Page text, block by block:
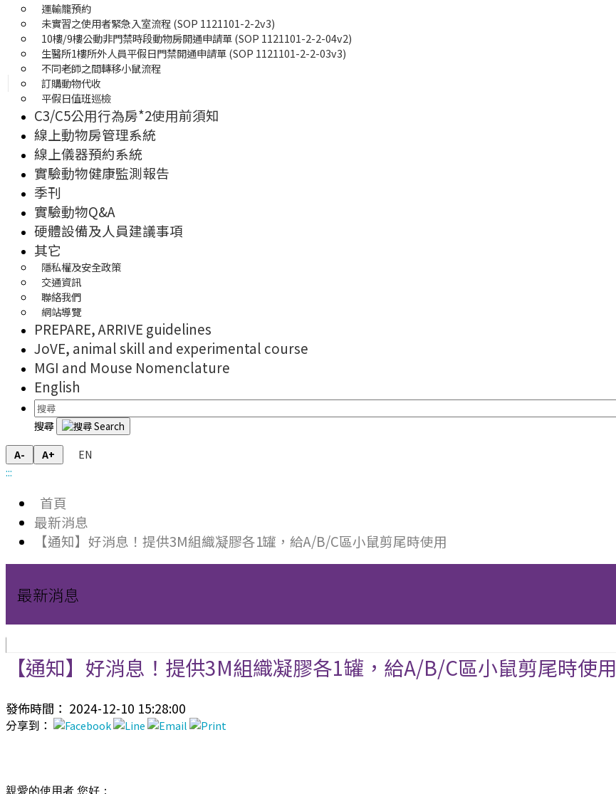
運輸籠預約
未實習之使用者緊急入室流程 (SOP 1121101-2-2v3)
10樓/9樓公動非門禁時段動物房開通申請單 (SOP 1121101-2-2-04v2)
生醫所1樓所外人員平假日門禁開通申請單 (SOP 1121101-2-2-03v3)
不同老師之間轉移小鼠流程
訂購動物代收
平假日值班巡檢
C3/C5公用行為房*2使用前須知
線上動物房管理系統
線上儀器預約系統
實驗動物健康監測報告
季刊
實驗動物Q&A
硬體設備及人員建議事項
其它
隱私權及安全政策
交通資訊
聯絡我們
網站導覽
PREPARE, ARRIVE guidelines
JoVE, animal skill and experimental course
MGI and Mouse Nomenclature
English
搜尋
A- A+
EN
:::
首頁
最新消息
【通知】好消息！提供3M組織凝膠各1罐，給A/B/C區小鼠剪尾時使用
最新消息
【通知】好消息！提供3M組織凝膠各1罐，給A/B/C區小鼠剪尾時使用
發佈時間： 2024-12-10 15:28:00
分享到：
親愛的使用者 您好：